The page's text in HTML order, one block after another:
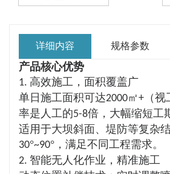
详细内容 规格参数
产品核心优势
1. 高效施工，面积覆盖广
单日施工面积可达2000㎡+ （
率是人工的5-8倍，大幅缩短工
适用于大坝斜面、堤防等复杂
30°~90°，满足不同工程需求。
2. 智能无人化作业，精准施工